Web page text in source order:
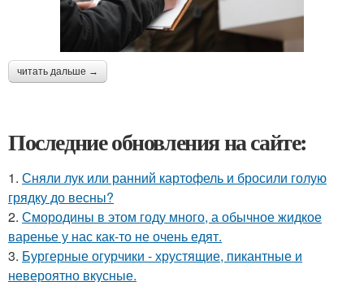
читать дальше →
Последние обновления на сайте:
1. Сняли лук или ранний картофель и бросили голую
грядку до весны?
2. Смородины в этом году много, а обычное жидкое
варенье у нас как-то не очень едят.
3. Бургерные огурчики - хрустящие, пикантные и
невероятно вкусные.